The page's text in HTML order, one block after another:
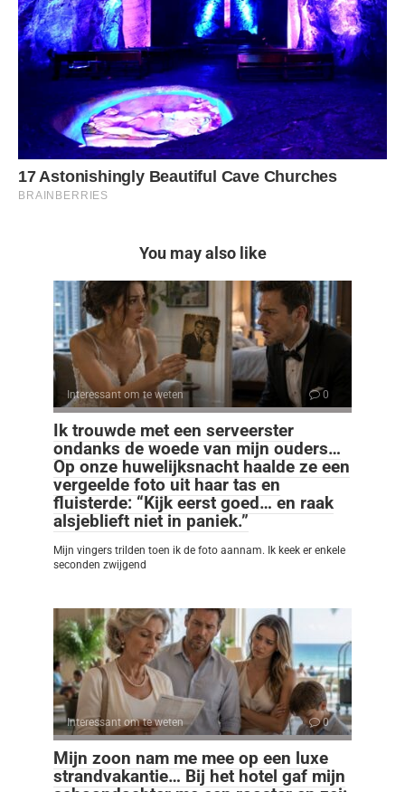
You may also like
Interessant om te weten 0
Ik trouwde met een serveerster
ondanks de woede van mijn ouders…
Op onze huwelijksnacht haalde ze een
vergeelde foto uit haar tas en
fluisterde: “Kijk eerst goed… en raak
alsjeblieft niet in paniek.”
Mijn vingers trilden toen ik de foto aannam. Ik keek er enkele
seconden zwijgend
Interessant om te weten 0
Mijn zoon nam me mee op een luxe
strandvakantie… Bij het hotel gaf mijn